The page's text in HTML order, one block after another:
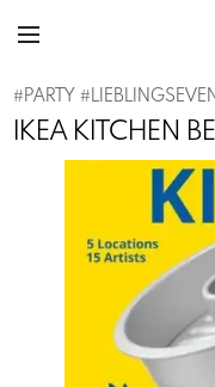
#PARTY #
IKEA KITCHEN
Previous